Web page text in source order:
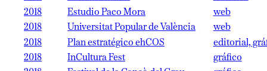
2018
Estudio Paco Mora
web
2018
Universitat Popular de València
web
2018
Plan estratégico ehCOS
editorial,
2018
InCultura Fest
gráfico